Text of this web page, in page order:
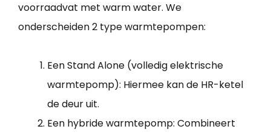
voorraadvat met warm water. We
onderscheiden 2 type warmtepompen:
Een Stand Alone (volledig elektrische
warmtepomp): Hiermee kan de HR-ketel
de deur uit.
Een hybride warmtepomp: Combineert